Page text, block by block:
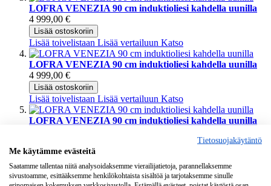
LOFRA VENEZIA 90 cm induktioliesi kahdella uunilla
4 999,00 €
Lisää ostoskoriin
Lisää toivelistaan Lisää vertailuun Katso
LOFRA VENEZIA 90 cm induktioliesi kahdella uunilla
4 999,00 €
Lisää ostoskoriin
Lisää toivelistaan Lisää vertailuun Katso
LOFRA VENEZIA 90 cm induktioliesi kahdella uunilla
Lisää toivelistaan
LOFRA VENEZIA 90 cm induktioliesi kahdella uunilla
Tietosuojakäytäntö
Me käytämme evästeitä
Saatamme tallentaa niitä analysoidaksemme vierailijatietoja, parannellaksemme
sivustoamme, esittääksemme henkilökohtaista sisältöä ja tarjotaksemme sinulle